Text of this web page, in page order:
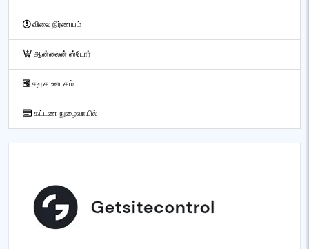
விலை நிர்ணயம்
ஆன்லைன் ஸ்டோர்
சமூக ஊடகம்
கட்டண நுழைவாயில்